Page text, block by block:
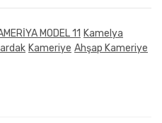
MODEL 11 Kamelya
Kameriye Ahşap Kameriye